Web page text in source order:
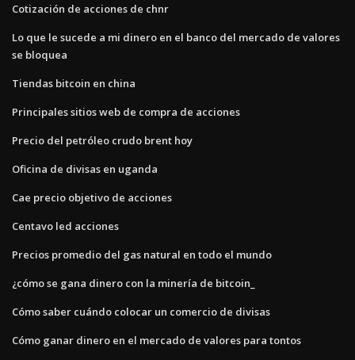
Cotización de acciones de chnr
Lo que le sucede a mi dinero en el banco del mercado de valores
se bloquea
Tiendas bitcoin en china
Principales sitios web de compra de acciones
Precio del petróleo crudo brent hoy
Oficina de divisas en uganda
Cae precio objetivo de acciones
Centavo led acciones
Precios promedio del gas natural en todo el mundo
¿cómo se gana dinero con la minería de bitcoin_
Cómo saber cuándo colocar un comercio de divisas
Cómo ganar dinero en el mercado de valores para tontos